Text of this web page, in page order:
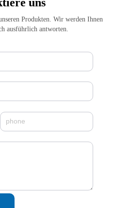
Produkten. Wir werden Ihnen
ausführlich antworten.